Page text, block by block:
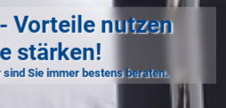
- Vorteile nutzen
stärken!
Sie immer bestens beraten.